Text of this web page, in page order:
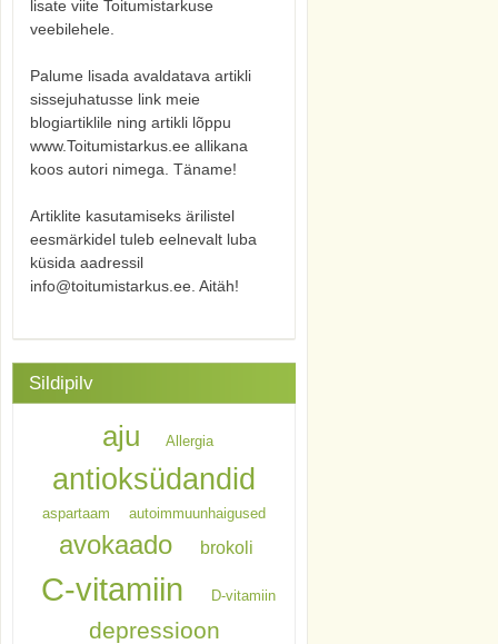
lisate viite Toitumistarkuse
veebilehele.
Palume lisada avaldatava artikli
sissejuhatusse link meie
blogiartiklile ning artikli lõppu
www.Toitumistarkus.ee allikana
koos autori nimega. Täname!
Artiklite kasutamiseks ärilistel
eesmärkidel tuleb eelnevalt luba
küsida aadressil
info@toitumistarkus.ee. Aitäh!
Sildipilv
aju Allergia
antioksüdandid
aspartaam autoimmuunhaigused
avokaado brokoli
C-vitamiin D-vitamiin
depressioon